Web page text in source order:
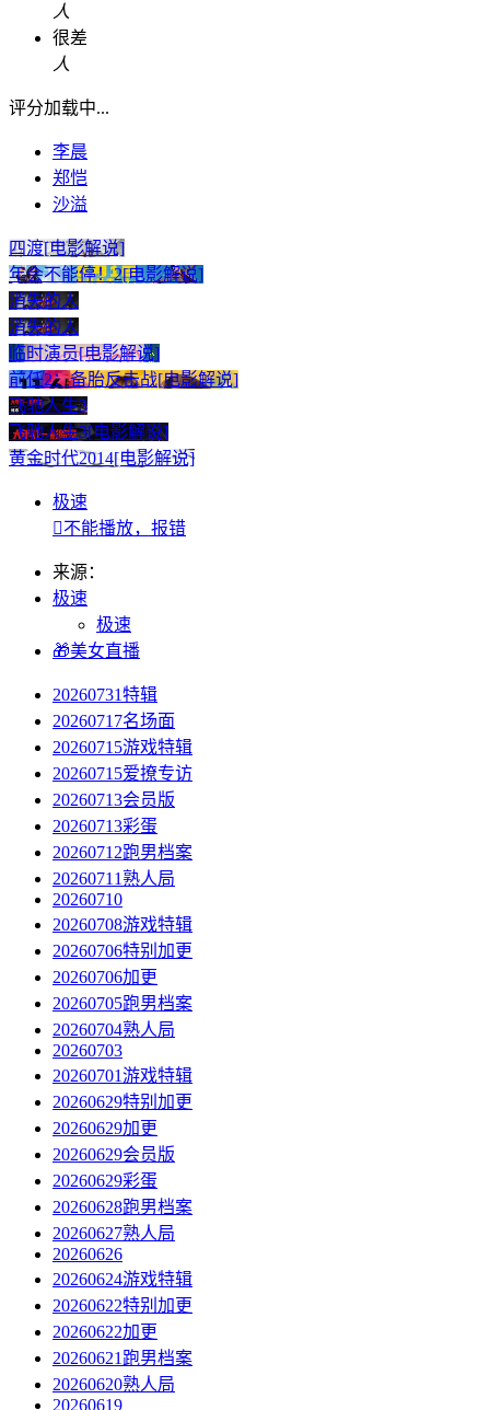
人
很差
人
评分加载中...
李晨
郑恺
沙溢
四渡[电影解说]
年会不能停！2[电影解说]
消失的人
消失的人
临时演员[电影解说]
前任2：备胎反击战[电影解说]
飞驰人生3
飞驰人生3[电影解说]
黄金时代2014[电影解说]
极速
不能播放，报错
来源：
极速
极速
🎁美女直播
20260731特辑
20260717名场面
20260715游戏特辑
20260715爱撩专访
20260713会员版
20260713彩蛋
20260712跑男档案
20260711熟人局
20260710
20260708游戏特辑
20260706特别加更
20260706加更
20260705跑男档案
20260704熟人局
20260703
20260701游戏特辑
20260629特别加更
20260629加更
20260629会员版
20260629彩蛋
20260628跑男档案
20260627熟人局
20260626
20260624游戏特辑
20260622特别加更
20260622加更
20260621跑男档案
20260620熟人局
20260619